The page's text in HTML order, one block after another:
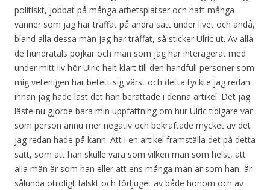
politiskt, jobbat på många arbetsplatser och haft många
vänner som jag har träffat på andra sätt under livet och ändå,
bland alla dessa män jag har träffat, så sticker Ulric ut. Av alla
de hundratals pojkar och män som jag har interagerat med
under mitt liv hör Ulric helt klart till den handfull personer som
mig veterligen har betett sig värst och detta tyckte jag redan
innan jag hade läst det han berättade i denna artikel. Det jag
läste nu gjorde bara min uppfattning om hur Ulric tidigare var
som person ännu mer negativ och bekräftade mycket av det
jag redan hade på känn. Att i en artikel framställa det på detta
sätt, som att han skulle vara som vilken man som helst, att
alla män är som han eller att ens många män är som han, är
sålunda otroligt falskt och förljuget av både honom och av